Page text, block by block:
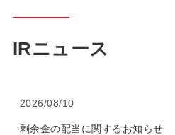
IRニュース
2026/08/10
剰余金の配当に関するお知らせ